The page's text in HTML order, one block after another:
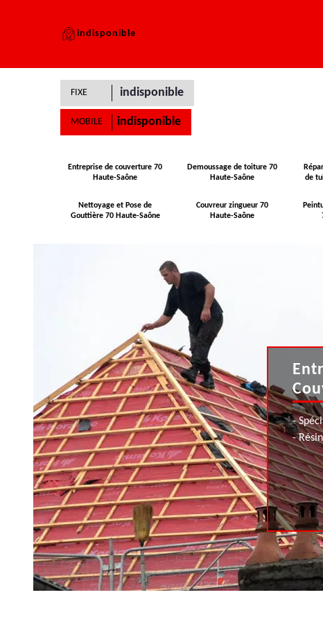
indisponible
FIXE indisponible
MOBILE indisponible
Entreprise de couverture 70
Haute-Saône
Demoussage de toiture 70
Haute-Saône
de
Nettoyage et Pose de
Gouttière 70 Haute-Saône
Couvreur zingueur 70
Haute-Saône
-
-